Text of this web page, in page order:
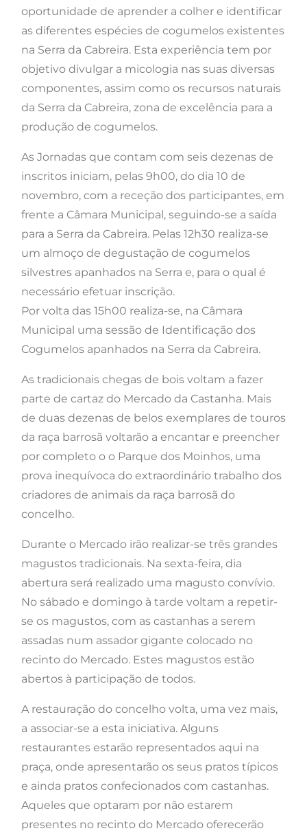
oportunidade de aprender a colher e identificar
as diferentes espécies de cogumelos existentes
na Serra da Cabreira. Esta experiência tem por
objetivo divulgar a micologia nas suas diversas
componentes, assim como os recursos naturais
da Serra da Cabreira, zona de excelência para a
produção de cogumelos.
As Jornadas que contam com seis dezenas de
inscritos iniciam, pelas 9h00, do dia 10 de
novembro, com a receção dos participantes, em
frente a Câmara Municipal, seguindo-se a saída
para a Serra da Cabreira. Pelas 12h30 realiza-se
um almoço de degustação de cogumelos
silvestres apanhados na Serra e, para o qual é
necessário efetuar inscrição.
Por volta das 15h00 realiza-se, na Câmara
Municipal uma sessão de Identificação dos
Cogumelos apanhados na Serra da Cabreira.
As tradicionais chegas de bois voltam a fazer
parte de cartaz do Mercado da Castanha. Mais
de duas dezenas de belos exemplares de touros
da raça barrosã voltarão a encantar e preencher
por completo o o Parque dos Moinhos, uma
prova inequívoca do extraordinário trabalho dos
criadores de animais da raça barrosã do
concelho.
Durante o Mercado irão realizar-se três grandes
magustos tradicionais. Na sexta-feira, dia
abertura será realizado uma magusto convívio.
No sábado e domingo à tarde voltam a repetir-
se os magustos, com as castanhas a serem
assadas num assador gigante colocado no
recinto do Mercado. Estes magustos estão
abertos à participação de todos.
A restauração do concelho volta, uma vez mais,
a associar-se a esta iniciativa. Alguns
restaurantes estarão representados aqui na
praça, onde apresentarão os seus pratos típicos
e ainda pratos confecionados com castanhas.
Aqueles que optaram por não estarem
presentes no recinto do Mercado oferecerão